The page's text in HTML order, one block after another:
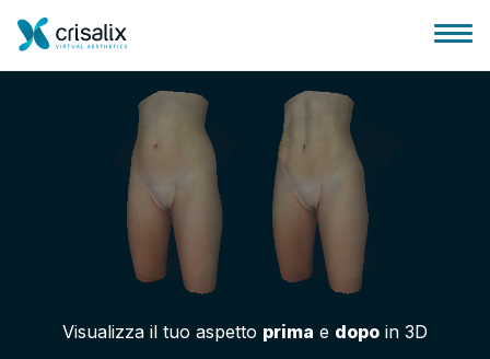
Accesso chirurghi
Piattaforma Business 3D
Piani
Visualizza il tuo aspetto prima e dopo in 3D